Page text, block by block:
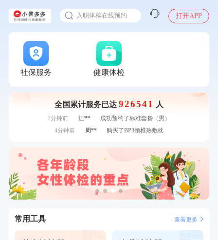
入职体检在线预约
打开APP
社保服务 健康体检
全国累计服务已达 926541 人
7分钟前 林**
购买了宁安堡新疆无核红枣干150g*2
7分钟前
袁**
购买了美的体重秤 MO-CW5 白色
刚刚
叶**
成功预约了女性防癌筛查套餐
成功预约了女性防癌筛查套餐
成功预约了男性健康套餐
成功预约了男性健康套餐
1分钟前
购买了七年五季黑咖啡速溶低脂无添加蔗糖美式咖啡粉
24g*2盒
2分钟前 李**
成功预约了白领女士体检套餐
2分钟前
江**
成功预约了标准套餐（男）
4分钟前
周**
购买了BP3颈椎热敷枕
成功预约了老年女性体检套餐
6分钟前
肖**
成功预约了坐班族体检套餐（男）
7分钟前
林**
购买了宁安堡新疆无核红枣干150g*2
购买了美的体重秤 MO-CW5 白色
常用工具 查看更多